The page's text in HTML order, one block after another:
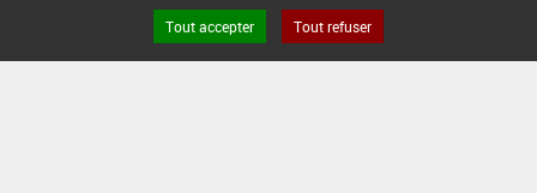
Tout accepter Tout refuser